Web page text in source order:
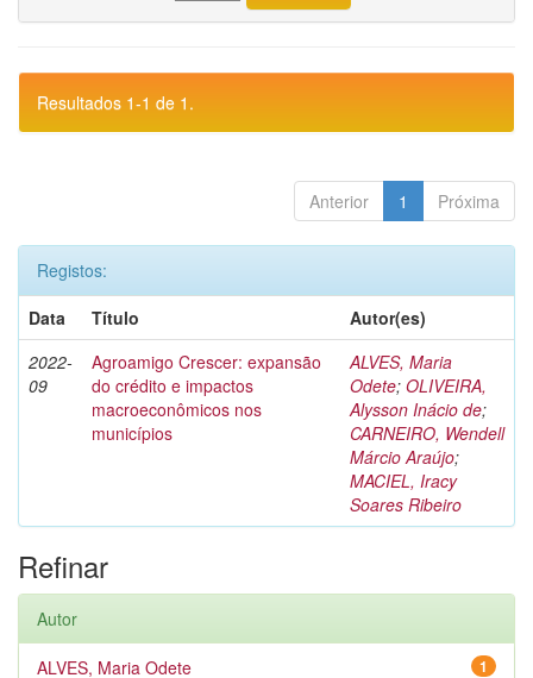
Resultados 1-1 de 1.
Anterior 1 Próxima
Registos:
Data
Título
Autor(es)
2022-
09
Agroamigo Crescer: expansão
do crédito e impactos
macroeconômicos nos
municípios
ALVES, Maria
Odete; OLIVEIRA,
Alysson Inácio de;
CARNEIRO, Wendell
Márcio Araújo;
MACIEL, Iracy
Soares Ribeiro
Refinar
Autor
1
ALVES, Maria Odete